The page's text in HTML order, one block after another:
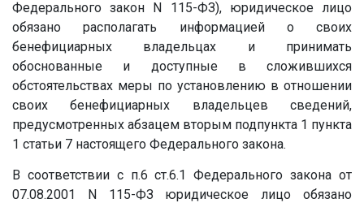
Федерального закон N 115-ФЗ), юридическое лицо
обязано располагать информацией о своих
бенефициарных владельцах и принимать
обоснованные и доступные в сложившихся
обстоятельствах меры по установлению в отношении
своих бенефициарных владельцев сведений,
предусмотренных абзацем вторым подпункта 1 пункта
1 статьи 7 настоящего Федерального закона.
В соответствии с п.6 ст.6.1 Федерального закона от
07.08.2001 N 115-ФЗ юридическое лицо обязано